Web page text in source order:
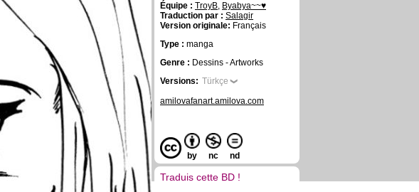
Équipe : TroyB, Byabya~~♥
Traduction par : Salagir
Version originale: Français
Type : manga
Genre : Dessins - Artworks
Versions: Türkçe
amilovafanart.amilova.com
by nc nd
Traduis cette BD !